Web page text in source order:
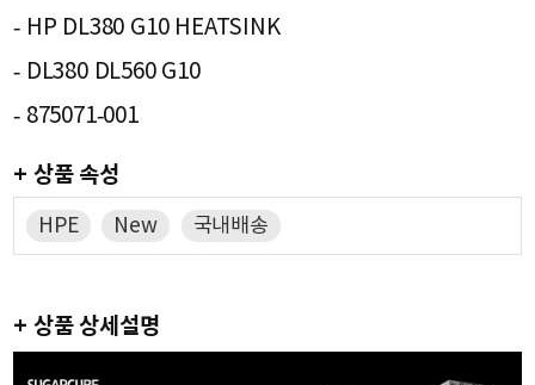
- HP DL380 G10 HEATSINK
- DL380 DL560 G10
- 875071-001
+ 상품 속성
HPE New 국내배송
+ 상품 상세설명